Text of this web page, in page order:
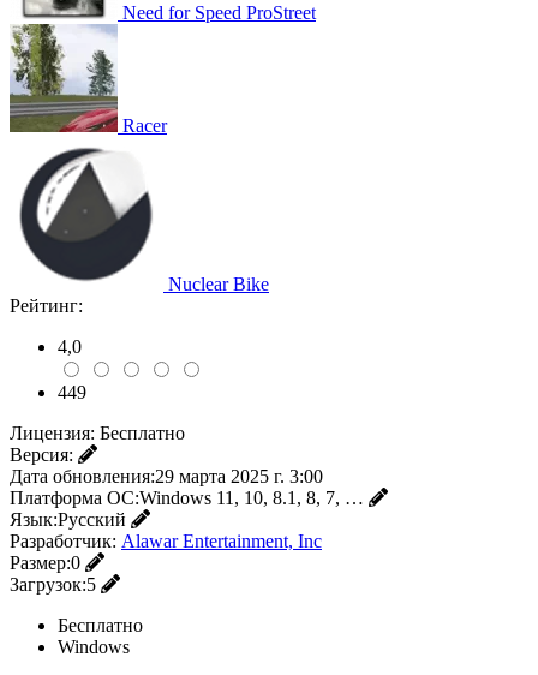
Need for Speed ProStreet
Racer
Nuclear Bike
Рейтинг:
4,0
449
Лицензия: Бесплатно
Версия:
Дата обновления:29 марта 2025 г. 3:00
Платформа ОС:Windows 11, 10, 8.1, 8, 7, …
Язык:Русский
Разработчик: Alawar Entertainment, Inc
Размер:0
Загрузок:5
Бесплатно
Windows